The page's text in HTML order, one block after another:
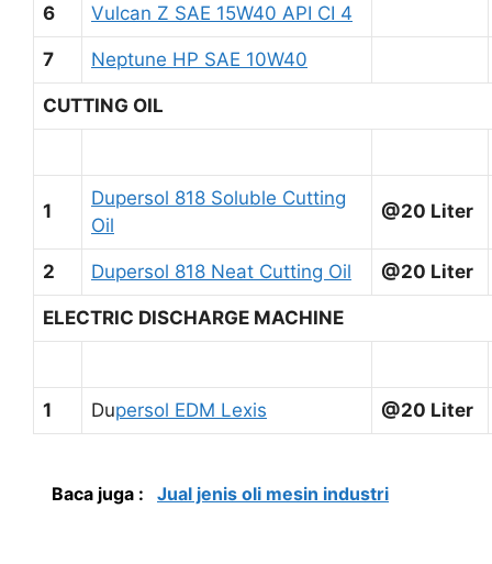
6 Vulcan Z SAE 15W40 API CI 4
7 Neptune HP SAE 10W40
CUTTING OIL
1
Dupersol 818 Soluble Cutting
Oil
@20 Liter
2 Dupersol 818 Neat Cutting Oil @20 Liter
ELECTRIC DISCHARGE MACHINE
1 Dupersol EDM Lexis @20 Liter
Baca juga : Jual jenis oli mesin industri